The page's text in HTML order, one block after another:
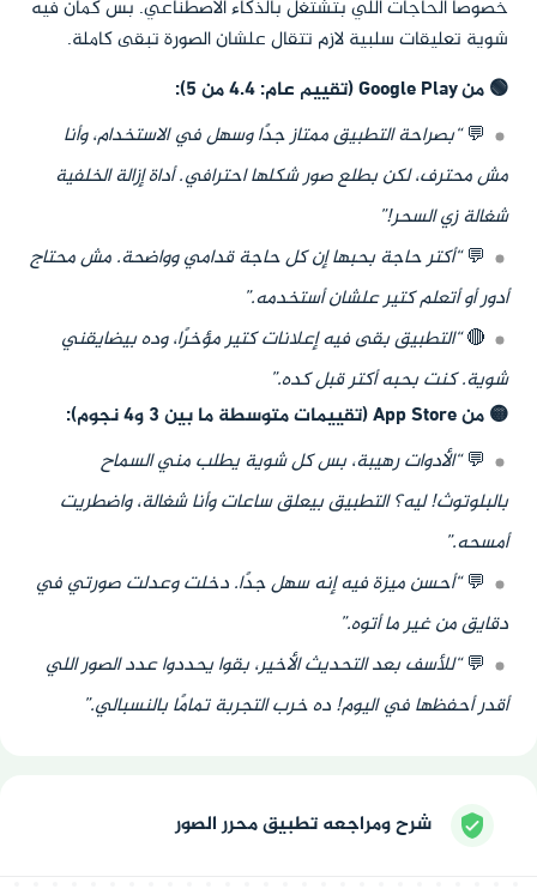
خصوصًا الحاجات اللي بتشتغل بالذكاء الاصطناعي. بس كمان فيه
شوية تعليقات سلبية لازم تتقال علشان الصورة تبقى كاملة.
🟢 من Google Play (تقييم عام: 4.4 من 5):
💬“بصراحة التطبيق ممتاز جدًا وسهل في الاستخدام، وأنا
مش محترف، لكن بطلع صور شكلها احترافي. أداة إزالة الخلفية
شغالة زي السحر!”
💬“أكتر حاجة بحبها إن كل حاجة قدامي وواضحة. مش محتاج
أدور أو أتعلم كتير علشان أستخدمه.”
🔴“التطبيق بقى فيه إعلانات كتير مؤخرًا، وده بيضايقني
شوية. كنت بحبه أكتر قبل كده.”
🟡 من App Store (تقييمات متوسطة ما بين 3 و4 نجوم):
💬“الأدوات رهيبة، بس كل شوية يطلب مني السماح
بالبلوتوث! ليه؟ التطبيق بيعلق ساعات وأنا شغالة، واضطريت
أمسحه.”
💬“أحسن ميزة فيه إنه سهل جدًا. دخلت وعدلت صورتي في
دقايق من غير ما أتوه.”
💬“للأسف بعد التحديث الأخير، بقوا يحددوا عدد الصور اللي
أقدر أحفظها في اليوم! ده خرب التجربة تمامًا بالنسبالي.”
شرح ومراجعه تطبيق محرر الصور